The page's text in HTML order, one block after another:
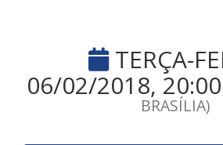
TERÇA-
06/02/2018, 20:00
BRASÍLIA)